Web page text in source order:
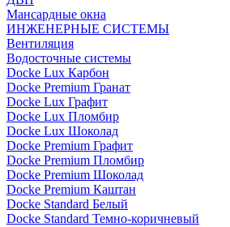
Мансардные окна
ИНЖЕНЕРНЫЕ СИСТЕМЫ
Вентиляция
Водосточные системы
Docke Lux Карбон
Docke Premium Гранат
Docke Lux Графит
Docke Lux Пломбир
Docke Lux Шоколад
Docke Premium Графит
Docke Premium Пломбир
Docke Premium Шоколад
Docke Premium Каштан
Docke Standard Белый
Docke Standard Темно-коричневый